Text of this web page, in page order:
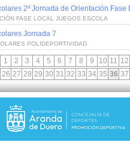
2ª Jornada de Orientación Fase
FASE LOCAL JUEGOS ESCOLA
Jornada 7
POLIDEPORTIVIDAD
1 2 3 4 5 6 7 8 9 10 11 12
26 27 28 29 30 31 32 33 34 35 36 37